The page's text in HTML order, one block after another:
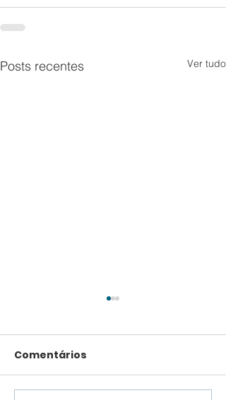
Posts recentes Ver tudo
Comentários